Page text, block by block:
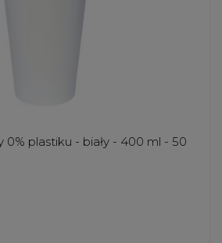
plastiku - biały - 400 ml - 50